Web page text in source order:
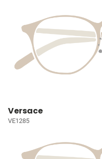
Versace
VE1285